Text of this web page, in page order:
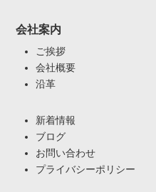
会社案内
ご挨拶
会社概要
沿革
新着情報
ブログ
お問い合わせ
プライバシーポリシー